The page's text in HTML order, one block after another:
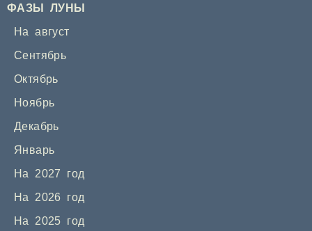
ФАЗЫ ЛУНЫ
На август
Сентябрь
Октябрь
Ноябрь
Декабрь
Январь
На 2027 год
На 2026 год
На 2025 год